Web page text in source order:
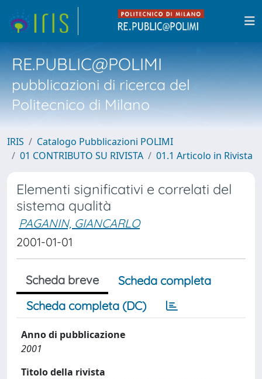
RE.PUBLIC@POLIMI
pubblicazioni di ricerca del
Politecnico di Milano
IRIS
Catalogo Pubblicazioni POLIMI
01 CONTRIBUTO SU RIVISTA
01.1 Articolo in Rivista
Elementi significativi e correlati del
sistema qualità
PAGANIN, GIANCARLO
2001-01-01
Scheda breve
Scheda completa
Scheda completa (DC)
Anno di pubblicazione
2001
Titolo della rivista